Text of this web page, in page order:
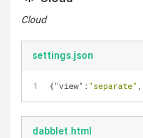
Cloud
settings.json
{"view" : "separate" ,
dabblet.html